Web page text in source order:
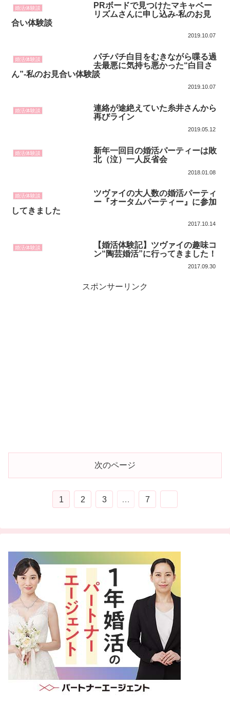
婚活体験談
PRボードで見つけたマキャベー
リズムさんに申し込み-私のお見
合い体験談
2019.10.07
婚活体験談
パチパチ白目をむきながら喋る過
去最悪に気持ち悪かった“白目さ
ん”-私のお見合い体験談
2019.10.07
婚活体験談
連絡が途絶えていた糸井さんから
再びライン
2019.05.12
婚活体験談
新年一回目の婚活パーティーは敗
北（泣）一人反省会
2018.01.08
婚活体験談
ツヴァイの大人数の婚活パーティ
ー『オータムパーティー』に参加
してきました
2017.10.14
婚活体験談
【婚活体験記】ツヴァイの趣味コ
ン“陶芸婚活”に行ってきました！
2017.09.30
スポンサーリンク
次のページ
1 2 3 … 7